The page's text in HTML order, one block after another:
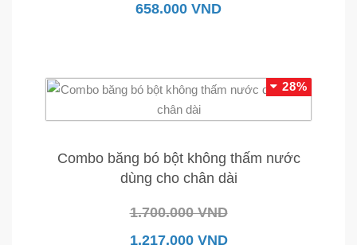
658.000 VND
28%
Combo băng bó bột không thấm nước
dùng cho chân dài
1.700.000 VND
1.217.000 VND